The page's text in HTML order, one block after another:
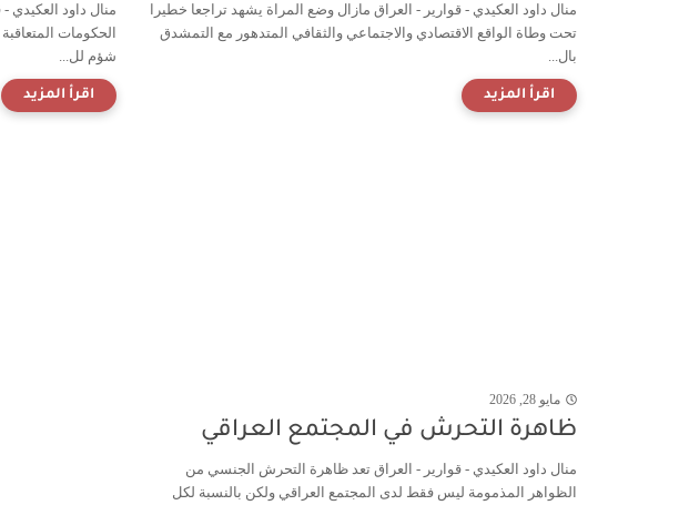
منال داود العكيدي - قوارير - العراق مازال وضع المراة يشهد تراجعا خطيرا
تحت وطاة الواقع الاقتصادي والاجتماعي والثقافي المتدهور مع التمشدق
بال...
منال داود العكيدي -
الحكومات
شؤم لل...
مايو 28, 2026
ظاهرة التحرش في المجتمع العراقي
منال داود العكيدي - قوارير - العراق تعد ظاهرة التحرش الجنسي من
الظواهر المذمومة ليس فقط لدى المجتمع العراقي ولكن بالنسبة لكل